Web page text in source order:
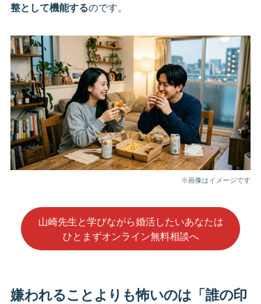
整として機能するのです。
※画像はイメージです
山崎先生と学びながら婚活したいあなたは
ひとまずオンライン無料相談へ
嫌われることよりも怖いのは「誰の印